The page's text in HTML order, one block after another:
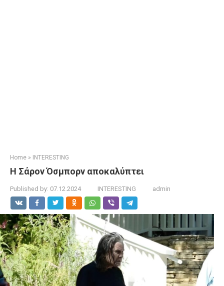
Home » INTERESTING
Η Σάρον Όσμπορν αποκαλύπτει
Published by: 07.12.2024 INTERESTING admin